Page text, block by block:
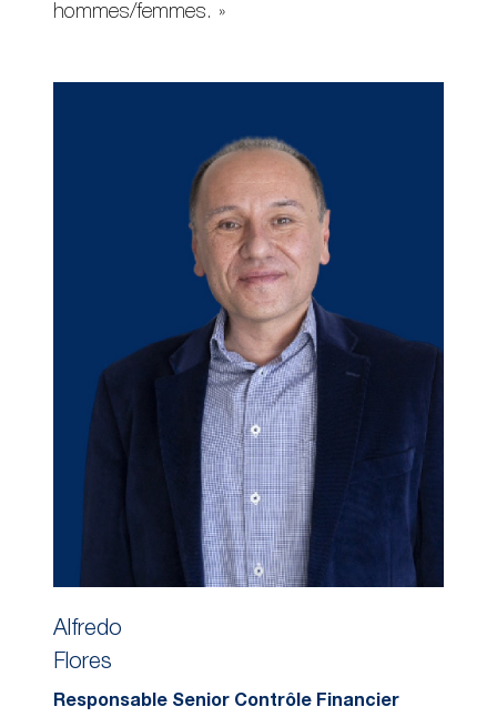
hommes/femmes. »
Alfredo
Flores
Responsable Senior Contrôle Financier